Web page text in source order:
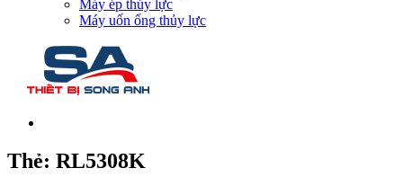
Máy ép thủy lực
Máy uốn ống thủy lực
Thẻ: RL5308K